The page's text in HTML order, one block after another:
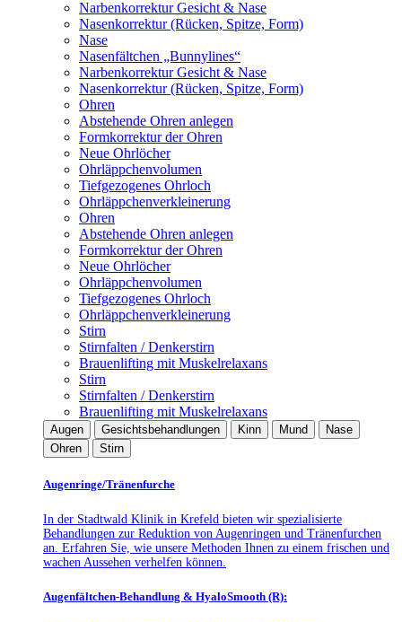
Narbenkorrektur Gesicht & Nase
Nasenkorrektur (Rücken, Spitze, Form)
Nase
Nasenfältchen „Bunnylines“
Narbenkorrektur Gesicht & Nase
Nasenkorrektur (Rücken, Spitze, Form)
Ohren
Abstehende Ohren anlegen
Formkorrektur der Ohren
Neue Ohrlöcher
Ohrläppchenvolumen
Tiefgezogenes Ohrloch
Ohrläppchenverkleinerung
Ohren
Abstehende Ohren anlegen
Formkorrektur der Ohren
Neue Ohrlöcher
Ohrläppchenvolumen
Tiefgezogenes Ohrloch
Ohrläppchenverkleinerung
Stirn
Stirnfalten / Denkerstirn
Brauenlifting mit Muskelrelaxans
Stirn
Stirnfalten / Denkerstirn
Brauenlifting mit Muskelrelaxans
Augen Gesichtsbehandlungen Kinn Mund
Nase
Ohren
Stirn
Augenringe/Tränenfurche
In der Stadtwald Klinik in Krefeld bieten wir spezialisierte
Behandlungen zur Reduktion von Augenringen und Tränenfurchen
an. Erfahren Sie, wie unsere Methoden Ihnen zu einem frischen und
wachen Aussehen verhelfen können.
Augenfältchen-Behandlung & HyaloSmooth (R):